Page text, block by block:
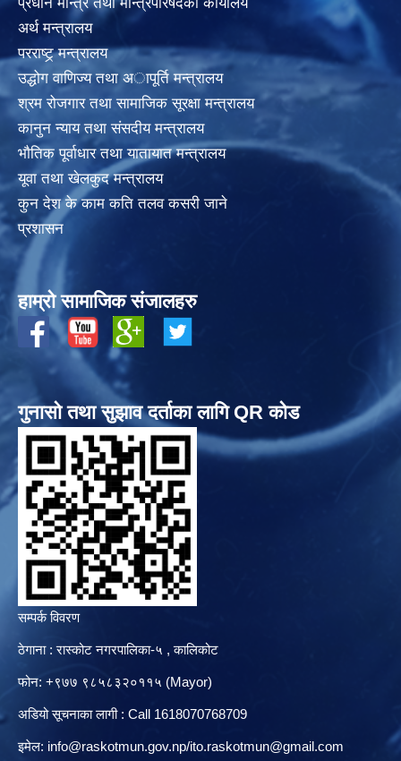
अर्थ मन्त्रालय
परराष्ट्र् मन्त्रालय
उद्धोग वाणिज्य तथा अापूर्ति मन्त्रालय
श्रम रोजगार तथा सामाजिक सूरक्षा मन्त्रालय
कानुन न्याय तथा संसदीय मन्त्रालय
भाैतिक पूर्वाधार तथा यातायात मन्त्रालय
यूवा तथा खेलकुद मन्त्रालय
कुन देश के काम कति तलव कसरी जाने
प्रशासन
हाम्रो सामाजिक संजालहरु
गुनासो तथा सुझाव दर्ताका लागि QR कोड
सम्पर्क विवरण
ठेगाना : रास्कोट नगरपालिका-५ , कालिकोट
फोन: +९७७ ९८५८३२०११५ (Mayor)
अडियो सूचनाका लागी : Call 1618070768709
इमेल: info@raskotmun.gov.np/ito.raskotmun@gmail.com